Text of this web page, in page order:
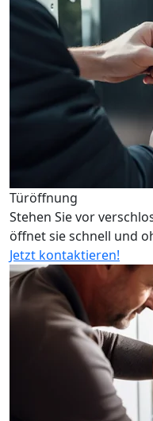
Türöffnung
Stehen Sie vor
öffnet sie schnell und
Jetzt kontaktieren!